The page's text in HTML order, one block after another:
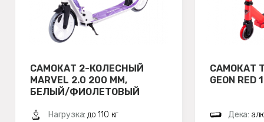
САМОКАТ 2-КОЛЕСНЫЙ
MARVEL 2.0 200 ММ,
БЕЛЫЙ/ФИОЛЕТОВЫЙ
Нагрузка: до 110 кг
САМОКАТ
GEON
Дека: